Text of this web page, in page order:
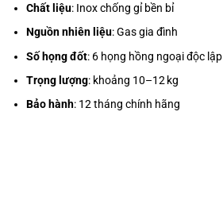
Chất liệu: Inox chống gỉ bền bỉ
Nguồn nhiên liệu: Gas gia đình
Số họng đốt: 6 họng hồng ngoại độc lập
Trọng lượng: khoảng 10–12 kg
Bảo hành: 12 tháng chính hãng